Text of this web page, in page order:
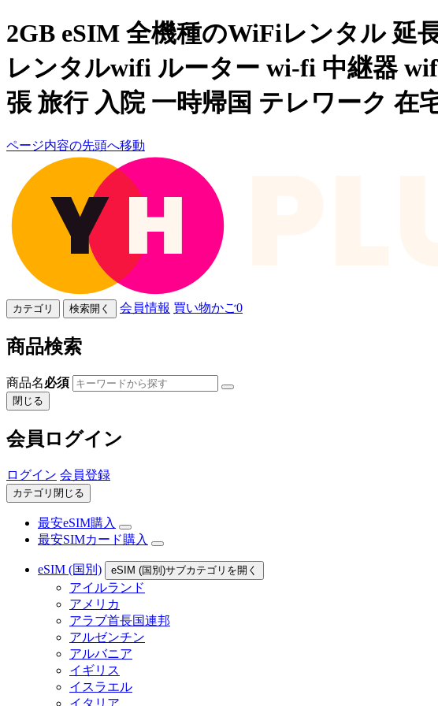
2GB eSIM 全機種のWiFiレンタル 延
レンタルwifi ルーター wi-fi 中継器
張 旅行 入院 一時帰国 テレワーク 在
ページ内容の先頭へ移動
カテゴリ 検索開く 会員情報 買い物かご0
商品検索
商品名必須
閉じる
会員ログイン
ログイン 会員登録
カテゴリ閉じる
最安eSIM購入
最安SIMカード購入
eSIM (国別) eSIM (国別)サブカテゴリを開く
アイルランド
アメリカ
アラブ首長国連邦
アルゼンチン
アルバニア
イギリス
イスラエル
イタリア